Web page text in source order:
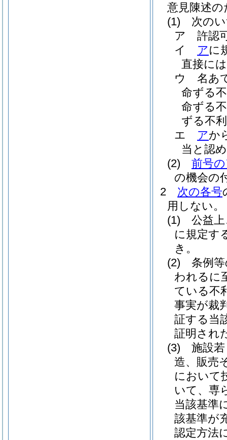
意見陳述
(1)
次の
ア
許認
イ
アに
直接に
ウ
名あ
命ずる
命ずる
ずる不
エ
アか
当と認
(2)
前号
の機会の
2
次の各号
用しない。
(1)
公益
に規定す
き。
(2)
条例
われるに
ている不
事実が裁
証する当
証明され
(3)
施設
造、販売
において
いて、専
当該基準
該基準が
認定方法